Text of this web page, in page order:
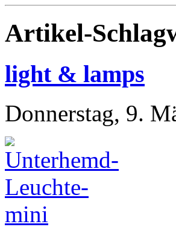
Artikel-
light & lamps
Donnerstag, 9.